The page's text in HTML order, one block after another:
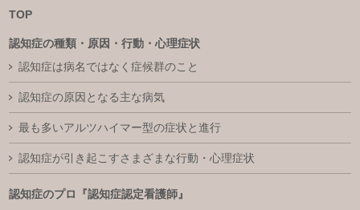
TOP
認知症の種類・原因・行動・心理症状
認知症は病名ではなく症候群のこと
認知症の原因となる主な病気
最も多いアルツハイマー型の症状と進行
認知症が引き起こすさまざまな行動・心理症状
認知症のプロ『認知症認定看護師』